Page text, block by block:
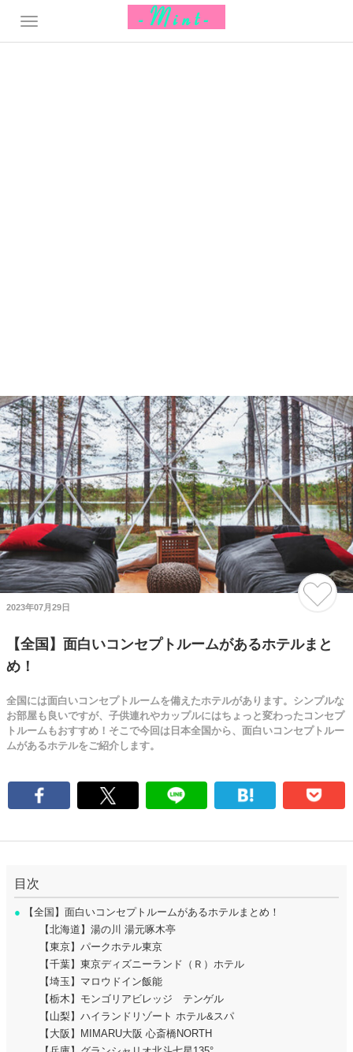
2023年07月29日
【全国】面白いコンセプトルームがあるホテルまと
め！
全国には面白いコンセプトルームを備えたホテルがあります。シンプルな
お部屋も良いですが、子供連れやカップルにはちょっと変わったコンセプ
トルームもおすすめ！そこで今回は日本全国から、面白いコンセプトルー
ムがあるホテルをご紹介します。
目次
● 【全国】面白いコンセプトルームがあるホテルまとめ！
【北海道】湯の川 湯元啄木亭
【東京】パークホテル東京
【千葉】東京ディズニーランド（Ｒ）ホテル
【埼玉】マロウドイン飯能
【栃木】モンゴリアビレッジ テンゲル
【山梨】ハイランドリゾート ホテル&スパ
【大阪】MIMARU大阪 心斎橋NORTH